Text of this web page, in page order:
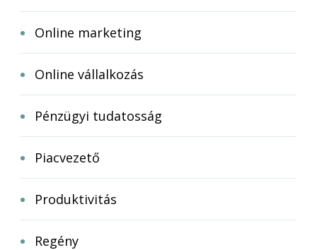
Online marketing
Online vállalkozás
Pénzügyi tudatosság
Piacvezető
Produktivitás
Regény